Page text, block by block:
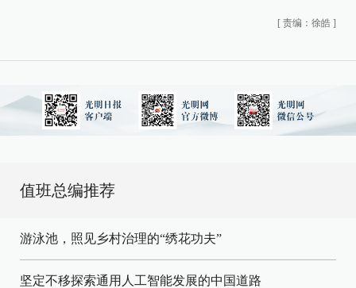
[ 责编：徐皓 ]
值班总编推荐
游泳池，照见乡村治理的“绣花功夫”
坚定不移探索通用人工智能发展的中国道路